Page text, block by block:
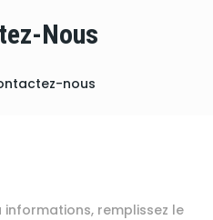
Nous
nous
remplissez le